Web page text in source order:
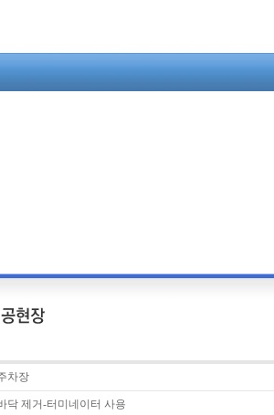
차장
닥 제거-터미네이터 사용